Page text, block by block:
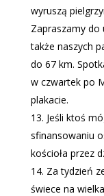
wyruszą
Zapraszamy do
także naszych
do 67 km.
w czwartek po
plakacie.
Jeśli ktoś
sfinansowaniu
kościoła przez
Za tydzień
świece na